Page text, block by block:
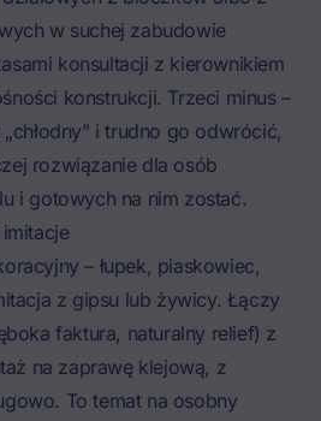
w suchej zabudowie
konsultacji z kierownikiem
konstrukcji. Trzeci minus –
i trudno go odwrócić,
rozwiązanie dla osób
i gotowych na nim zostać.
– łupek, piaskowiec,
z gipsu lub żywicy. Łączy
faktura, naturalny relief) z
na zaprawę klejową, z
To temat na osobny